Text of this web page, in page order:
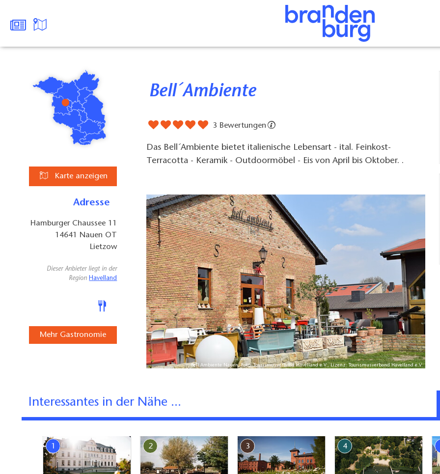
Karte anzeigen
Adresse
Hamburger Chaussee 11
14641 Nauen OT
Lietzow
Dieser Anbieter liegt in der
Region Havelland
Mehr Gastronomie
Bell´Ambiente
3 Bewertungen
Das Bell´Ambiente bietet italienische Lebensart - ital. Feinkost-
Terracotta - Keramik - Outdoormöbel - Eis von April bis Oktober. .
Bell Ambiente Nauen, Foto: Tourismusverband Havelland e.V., Lizenz: Tourismusverband Havelland e.V.
Interessantes in der Nähe ...
1 2 3 4